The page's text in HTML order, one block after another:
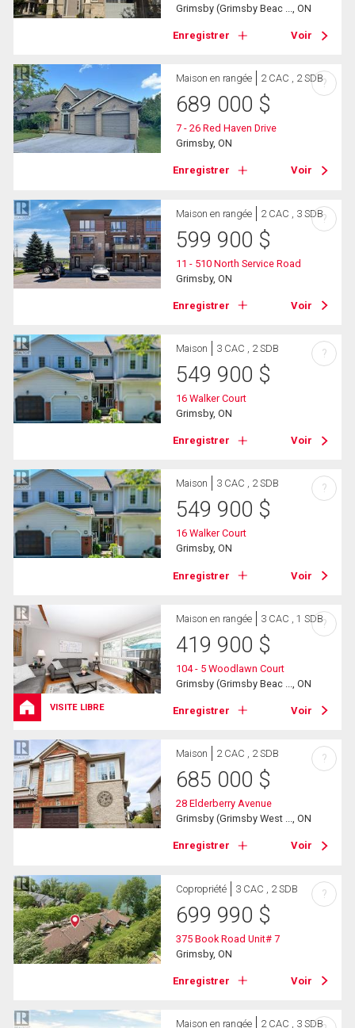
Grimsby (Grimsby Beac ..., ON
Enregistrer Voir
Maison en rangée 2 CAC , 2 SDB
689 000 $
7 - 26 Red Haven Drive
Grimsby, ON
Enregistrer Voir
?
Maison en rangée 2 CAC , 3 SDB
599 900 $
11 - 510 North Service Road
Grimsby, ON
Enregistrer Voir
?
Maison 3 CAC , 2 SDB
549 900 $
16 Walker Court
Grimsby, ON
Enregistrer Voir
?
Maison 3 CAC , 2 SDB
549 900 $
16 Walker Court
Grimsby, ON
Enregistrer Voir
?
VISITE LIBRE
Maison en rangée 3 CAC , 1 SDB
419 900 $
104 - 5 Woodlawn Court
Grimsby (Grimsby Beac ..., ON
Enregistrer Voir
?
Maison 2 CAC , 2 SDB
685 000 $
28 Elderberry Avenue
Grimsby (Grimsby West ..., ON
Enregistrer Voir
?
Copropriété 3 CAC , 2 SDB
699 990 $
375 Book Road Unit# 7
Grimsby, ON
Enregistrer Voir
?
Maison en rangée 2 CAC , 3 SDB